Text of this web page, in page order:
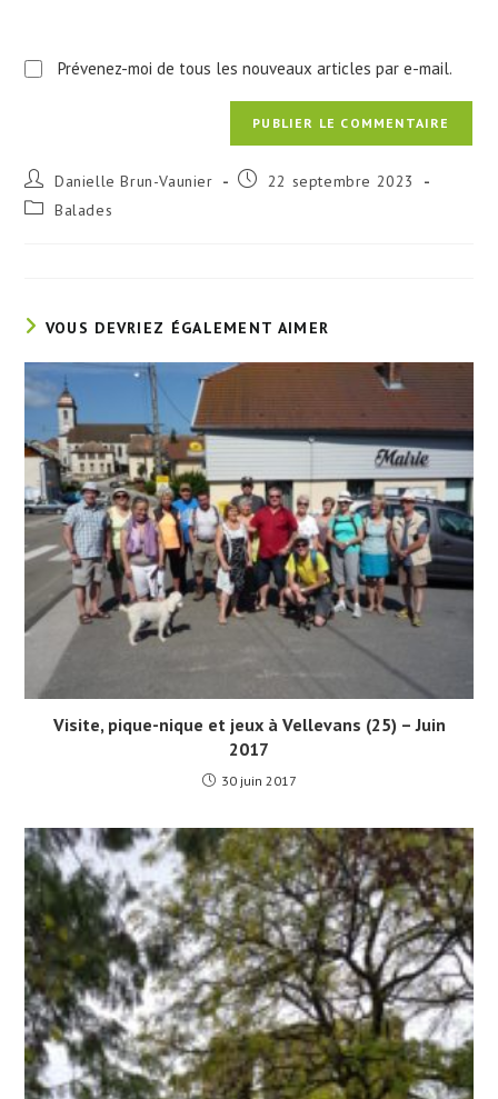
Prévenez-moi de tous les nouveaux articles par e-mail.
Auteur/autrice
de
la
Danielle Brun-Vaunier
Publication
22 septembre 2023
Post Balades
VOUS DEVRIEZ ÉGALEMENT AIMER
Visite, pique-nique et jeux à Vellevans (25) – Juin
2017
30 juin 2017